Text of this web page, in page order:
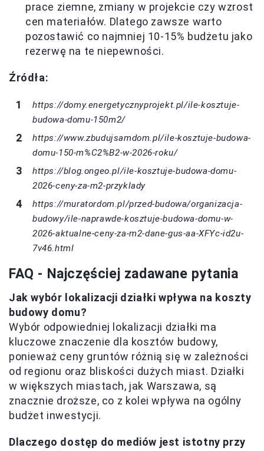
prace ziemne, zmiany w projekcie czy wzrost
cen materiałów. Dlatego zawsze warto
pozostawić co najmniej 10-15% budżetu jako
rezerwę na te niepewności.
Źródła:
https://domy.energetycznyprojekt.pl/ile-kosztuje-
budowa-domu-150m2/
https://www.zbudujsamdom.pl/ile-kosztuje-budowa-
domu-150-m%C2%B2-w-2026-roku/
https://blog.ongeo.pl/ile-kosztuje-budowa-domu-
2026-ceny-za-m2-przyklady
https://muratordom.pl/przed-budowa/organizacja-
budowy/ile-naprawde-kosztuje-budowa-domu-w-
2026-aktualne-ceny-za-m2-dane-gus-aa-XFYc-id2u-
7v46.html
FAQ - Najczęściej zadawane pytania
Jak wybór lokalizacji działki wpływa na koszty
budowy domu?
Wybór odpowiedniej lokalizacji działki ma
kluczowe znaczenie dla kosztów budowy,
ponieważ ceny gruntów różnią się w zależności
od regionu oraz bliskości dużych miast. Działki
w większych miastach, jak Warszawa, są
znacznie droższe, co z kolei wpływa na ogólny
budżet inwestycji.
Dlaczego dostęp do mediów jest istotny przy